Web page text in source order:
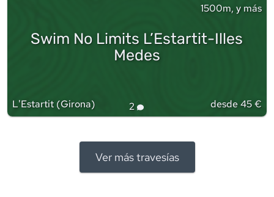
1500m, y más
Swim No Limits L’Estartit-Illes
Medes
L'Estartit(Girona) 2 desde 45 €
Ver más travesías